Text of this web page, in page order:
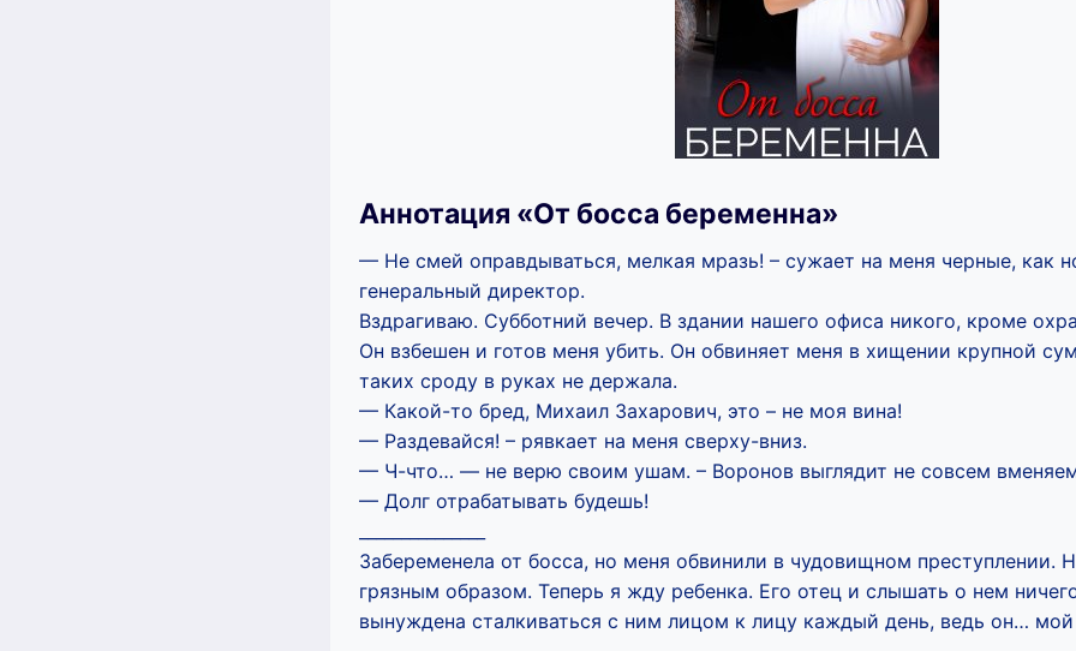
Аннотация «От босса беременна»
— Не смей оправдываться, мелкая мразь! – сужает на меня черные, как
генеральный директор.
Вздрагиваю. Субботний вечер. В здании нашего офиса никого, кроме
Он взбешен и готов меня убить. Он обвиняет меня в хищении крупной
таких сроду в руках не держала.
— Какой-то бред, Михаил Захарович, это – не моя вина!
— Раздевайся! – рявкает на меня сверху-вниз.
— Ч-что… — не верю своим ушам. – Воронов выглядит не совсем
— Долг отрабатывать будешь!
Забеременела от босса, но меня обвинили в чудовищном преступлении.
грязным образом. Теперь я жду ребенка. Его отец и слышать о нем
вынуждена сталкиваться с ним лицом к лицу каждый день, ведь он… мой